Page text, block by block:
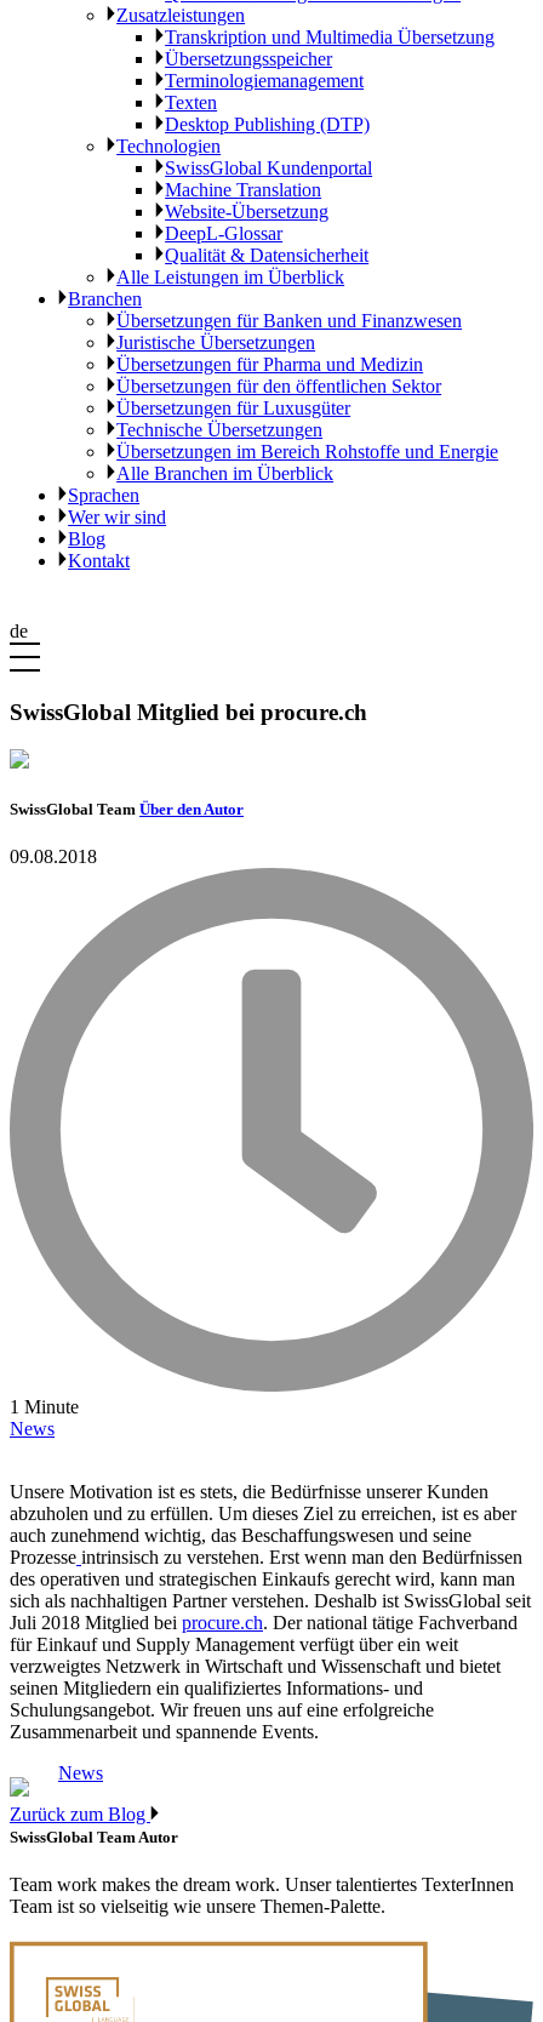
Zusatzleistungen
Transkription und Multimedia Übersetzung
Übersetzungsspeicher
Terminologiemanagement
Texten
Desktop Publishing (DTP)
Technologien
SwissGlobal Kundenportal
Machine Translation
Website-Übersetzung
DeepL-Glossar
Qualität & Datensicherheit
Alle Leistungen im Überblick
Branchen
Übersetzungen für Banken und Finanzwesen
Juristische Übersetzungen
Übersetzungen für Pharma und Medizin
Übersetzungen für den öffentlichen Sektor
Übersetzungen für Luxusgüter
Technische Übersetzungen
Übersetzungen im Bereich Rohstoffe und Energie
Alle Branchen im Überblick
Sprachen
Wer wir sind
Blog
Kontakt
de
SwissGlobal Mitglied bei procure.ch
SwissGlobal Team Über den Autor
09.08.2018
1 Minute
News
Unsere Motivation ist es stets, die Bedürfnisse unserer Kunden
abzuholen und zu erfüllen. Um dieses Ziel zu erreichen, ist es aber
auch zunehmend wichtig, das Beschaffungswesen und seine
Prozesse intrinsisch zu verstehen. Erst wenn man den Bedürfnissen
des operativen und strategischen Einkaufs gerecht wird, kann man
sich als nachhaltigen Partner verstehen. Deshalb ist SwissGlobal seit
Juli 2018 Mitglied bei procure.ch. Der national tätige Fachverband
für Einkauf und Supply Management verfügt über ein weit
verzweigtes Netzwerk in Wirtschaft und Wissenschaft und bietet
seinen Mitgliedern ein qualifiziertes Informations- und
Schulungsangebot. Wir freuen uns auf eine erfolgreiche
Zusammenarbeit und spannende Events.
News
Zurück zum Blog
SwissGlobal TeamAutor
Team work makes the dream work. Unser talentiertes TexterInnen
Team ist so vielseitig wie unsere Themen-Palette.